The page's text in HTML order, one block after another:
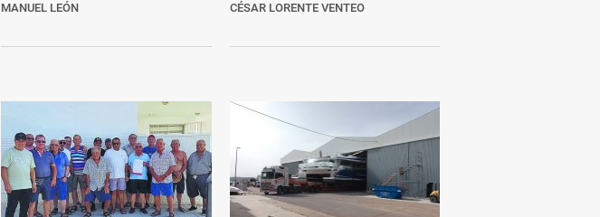
MANUEL LEÓN CÉSAR LORENTE VENTEO